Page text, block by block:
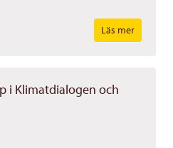
Läs mer
i Klimatdialogen och